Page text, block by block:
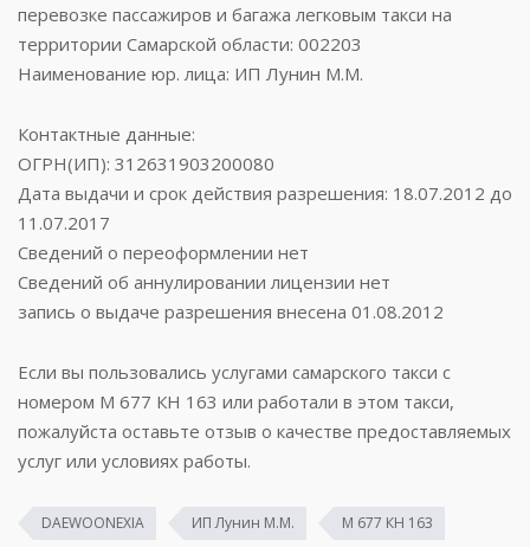
перевозке пассажиров и багажа легковым такси на
территории Самарской области: 002203
Наименование юр. лица: ИП Лунин М.М.
Контактные данные:
ОГРН(ИП): 312631903200080
Дата выдачи и срок действия разрешения: 18.07.2012 до
11.07.2017
Сведений о переоформлении нет
Сведений об аннулировании лицензии нет
запись о выдаче разрешения внесена 01.08.2012
Если вы пользовались услугами самарского такси с
номером М 677 КН 163 или работали в этом такси,
пожалуйста оставьте отзыв о качестве предоставляемых
услуг или условиях работы.
DAEWOONEXIA ИП Лунин М.М. М 677 КН 163